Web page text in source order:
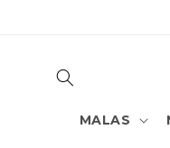
MALAS